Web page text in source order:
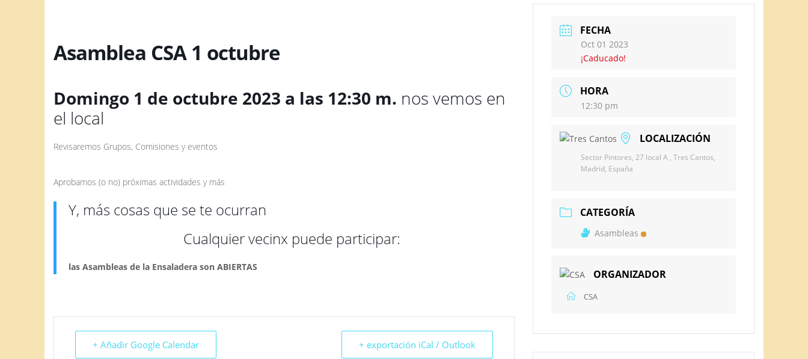
Asamblea CSA 1 octubre
Domingo 1 de octubre 2023 a las 12:30 m. nos vemos en
el local
Revisaremos Grupos, Comisiones y eventos
Aprobamos (o no) próximas actividades y más
Y, más cosas que se te ocurran
Cualquier vecinx puede participar:
las Asambleas de la Ensaladera son ABIERTAS
+ Añadir Google Calendar + exportación iCal / Outlook
FECHA
Oct 01 2023
¡Caducado!
HORA
12:30 pm
LOCALIZACIÓN
Sector Pintores, 27 local A , Tres Cantos,
Madrid, España
CATEGORÍA
Asambleas
ORGANIZADOR
CSA